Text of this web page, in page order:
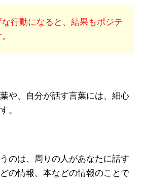
行動になると、結果もポジテ
や、自分が話す言葉には、細心
。
のは、周りの人があなたに話す
の情報、本などの情報のことで